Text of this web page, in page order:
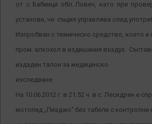
от с. Бабинци обл. Ловеч, като при
установи, че същия управлява след
Изпробван с техническо средство, което е
пром. алкохол в издишания въздух.
издаден талон за медицинско
изследване.
На 10.06.2012 г. в 21.52 ч. в с. Лесидрен е
мотопед „Пиаджо“ без табели с контролни